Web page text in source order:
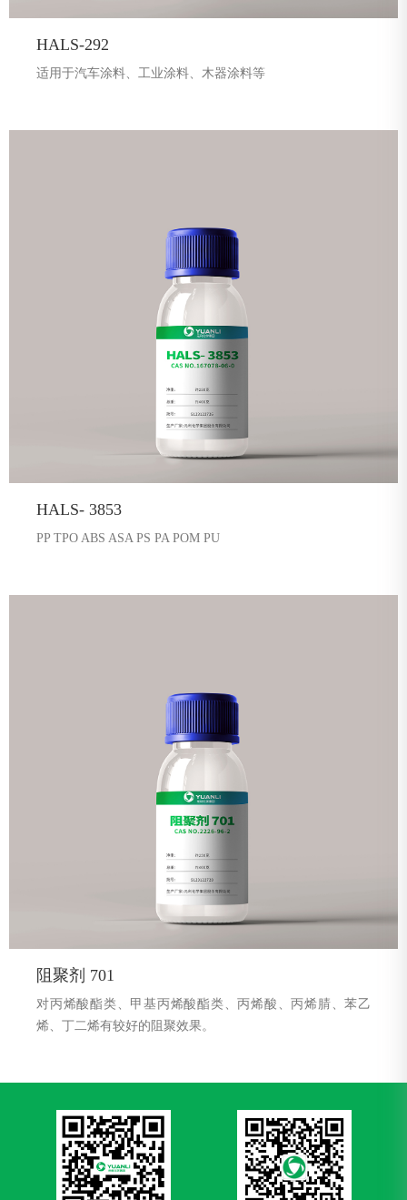
HALS-292
适用于汽车涂料、工业涂料、木器涂料等
HALS- 3853
PP TPO ABS ASA PS PA POM PU
阻聚剂 701
对丙烯酸酯类、甲基丙烯酸酯类、丙烯酸、丙烯腈、苯乙
烯、丁二烯有较好的阻聚效果。